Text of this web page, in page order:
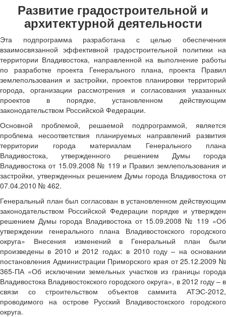
Развитие градостроительной и
архитектурной деятельности
Эта подпрограмма разработана с целью обеспечения
взаимосвязанной эффективной градостроительной политики на
территории Владивостока, направленной на выполнение работы
по разработке проекта Генерального плана, проекта Правил
землепользования и застройки, проектов планировки территорий
города, организации рассмотрения и согласования указанных
проектов в порядке, установленном действующим
законодательством Российской Федерации.
Основной проблемой, решаемой подпрограммой, является
проблема несоответствия планируемых направлений развития
территории города материалам Генерального плана
Владивостока, утвержденного решением Думы города
Владивостока от 15.09.2008 № 119 и Правил землепользования и
застройки, утвержденных решением Думы города Владивостока от
07.04.2010 № 462.
Генеральный план был согласован в установленном действующим
законодательством Российской Федерации порядке и утвержден
решением Думы города Владивостока от 15.09.2008 № 119 «Об
утверждении генерального плана Владивостокского городского
округа» Внесения изменений в Генеральный план были
произведены в 2010 и 2012 годах: в 2010 году – на основании
постановления Администрации Приморского края от 25.12.2009 №
365-ПА «Об исключении земельных участков из границы города
Владивостока Владивостокского городского округа», в 2012 году – в
связи со строительством объектов саммита АТЭС-2012,
проводимого на острове Русский Владивостокского городского
округа.